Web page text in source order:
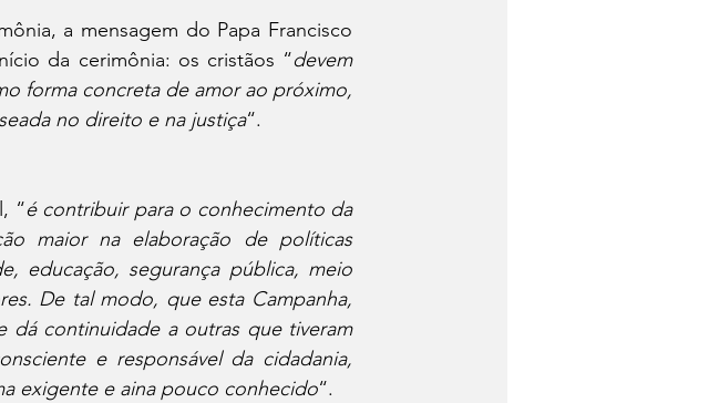
a mensagem do Papa Francisco
da cerimônia: os cristãos “devem
forma concreta de amor ao próximo,
no direito e na justiça“.
“é contribuir para o conhecimento da
maior na elaboração de políticas
educação, segurança pública, meio
De tal modo, que esta Campanha,
dá continuidade a outras que tiveram
e responsável da cidadania,
exigente e aina pouco conhecido“.